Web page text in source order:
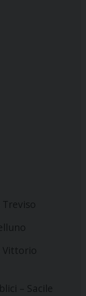
Vittorio
– Sacile